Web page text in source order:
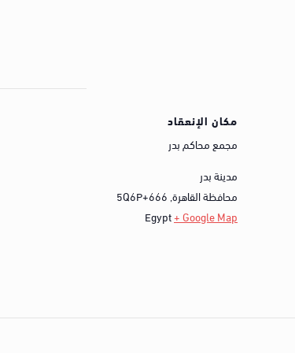
مكان الإنعقاد
مجمع محاكم بدر
مدينة بدر
محافظة القاهرة,
5Q6P+666
Egypt+ Google Map